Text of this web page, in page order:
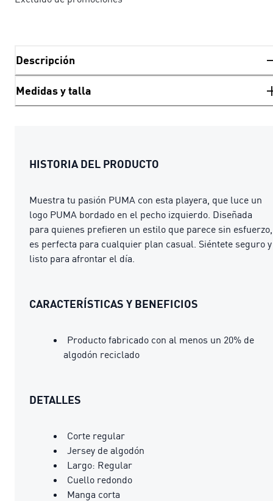
Descripción
Medidas y talla
HISTORIA DEL PRODUCTO
Muestra tu pasión PUMA con esta playera, que luce un
logo PUMA bordado en el pecho izquierdo. Diseñada
para quienes prefieren un estilo que parece sin esfuerzo,
es perfecta para cualquier plan casual. Siéntete seguro y
listo para afrontar el día.
CARACTERÍSTICAS Y BENEFICIOS
Producto fabricado con al menos un 20% de
algodón reciclado
DETALLES
Corte regular
Jersey de algodón
Largo: Regular
Cuello redondo
Manga corta